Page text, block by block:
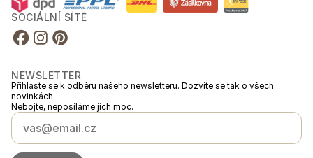
SOCIÁLNÍ SÍTĚ
NEWSLETTER
Přihlaste se k odběru našeho newsletteru. Dozvíte se tak o všech
novinkách.
Nebojte, neposíláme jich moc.